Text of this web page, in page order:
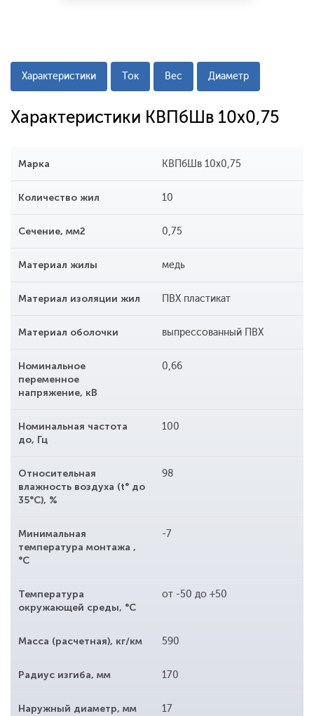
Характеристики Ток Вес Диаметр
Характеристики КВПбШв 10х0,75
Марка КВПбШв 10х0,75
Количество жил 10
Сечение, мм2 0,75
Материал жилы медь
Материал изоляции жил ПВХ пластикат
Материал оболочки выпрессованный ПВХ
Номинальное
переменное
напряжение, кВ
0,66
Номинальная частота
до, Гц
100
Относительная
влажность воздуха (t° до
35°С), %
98
Минимальная
температура монтажа ,
°С
-7
Температура
окружающей среды, °С
от -50 до +50
Масса (расчетная), кг/км 590
Радиус изгиба, мм 170
Наружный диаметр, мм 17